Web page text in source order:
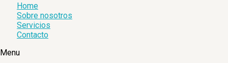
Home
Sobre nosotros
Servicios
Contacto
Menu